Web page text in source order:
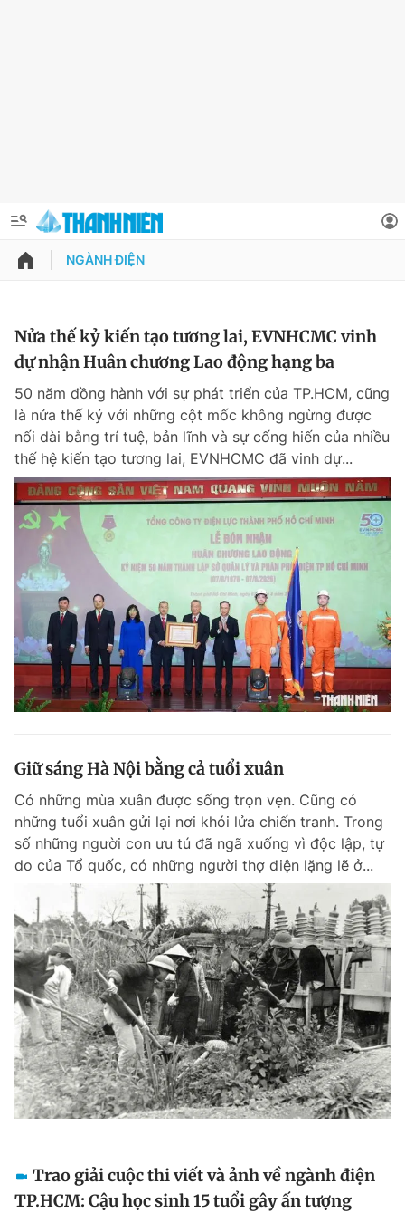
QUẢNG CÁO
Chuyên mục khác
Chào ngày mới Tin 24h
Tin thị trường Tin 360
Video Magazine
Sản phẩm khác
Tiện ích Bạn cần biết
Đọc Thanh Niên trên điện thoại
Theo dõi báo trên
Hotline
0906 645 777
Liên hệ quảng cáo
0908 780 404
Đặt báo Quảng cáo RSS Tòa soạn Chính sách bảo
Phó tổng biên tập: Lâm Hiếu Dũng
Phó tổng biên tập: Trần Việt Hưng
Tổng thư ký tòa soạn: Đức Trung
Thông tin tài khoản
Đổi mật khẩu
Tin đã lưu
Tin đã xem
Đăng xuất
NGÀNH ĐIỆN
Nửa thế kỷ kiến tạo tương lai, EVNHCMC vinh
dự nhận Huân chương Lao động hạng ba
50 năm đồng hành với sự phát triển của TP.HCM, cũng
là nửa thế kỷ với những cột mốc không ngừng được
nối dài bằng trí tuệ, bản lĩnh và sự cống hiến của nhiều
thế hệ kiến tạo tương lai, EVNHCMC đã vinh dự...
Giữ sáng Hà Nội bằng cả tuổi xuân
Có những mùa xuân được sống trọn vẹn. Cũng có
những tuổi xuân gửi lại nơi khói lửa chiến tranh. Trong
số những người con ưu tú đã ngã xuống vì độc lập, tự
do của Tổ quốc, có những người thợ điện lặng lẽ ở...
Trao giải cuộc thi viết và ảnh về ngành điện
TP.HCM: Cậu học sinh 15 tuổi gây ấn tượng